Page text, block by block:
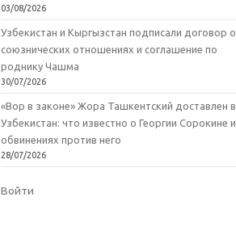
03/08/2026
Узбекистан и Кыргызстан подписали договор о
союзнических отношениях и соглашение по
роднику Чашма
30/07/2026
«Вор в законе» Жора Ташкентский доставлен в
Узбекистан: что известно о Георгии Сорокине и
обвинениях против него
28/07/2026
Войти